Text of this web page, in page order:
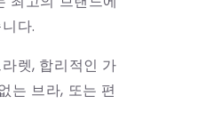
다.
렛, 합리적인 가
는 브라, 또는 편